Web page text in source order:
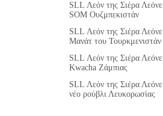
SLL Λεόν της Σιέρα Λεόνε
SOM Ουζμπεκιστάν
SLL Λεόν της Σιέρα Λεόνε
Μανάτ του Τουρκμενιστάν
SLL Λεόν της Σιέρα Λεόνε
Kwacha Ζάμπιας
SLL Λεόν της Σιέρα Λεόνε
νέο ρούβλι Λευκορωσίας